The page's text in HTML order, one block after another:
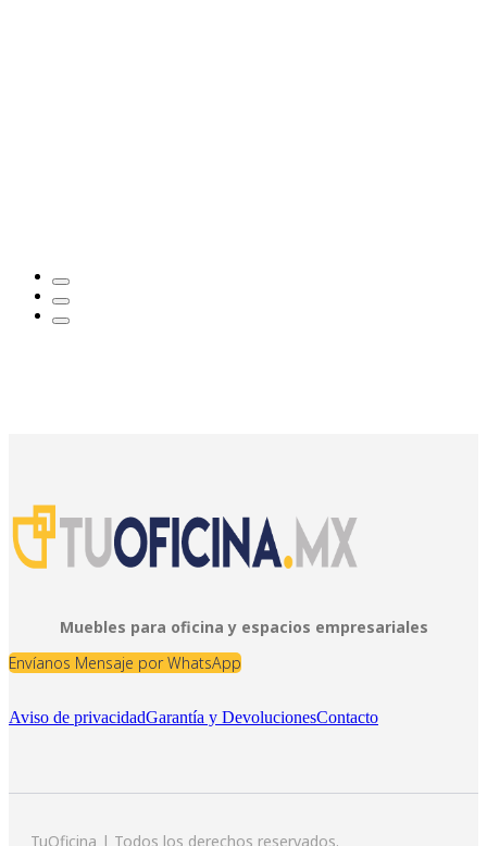
Muebles para oficina y espacios empresariales
Envíanos Mensaje por WhatsApp
Aviso de privacidadGarantía y DevolucionesContacto
TuOficina | Todos los derechos reservados.